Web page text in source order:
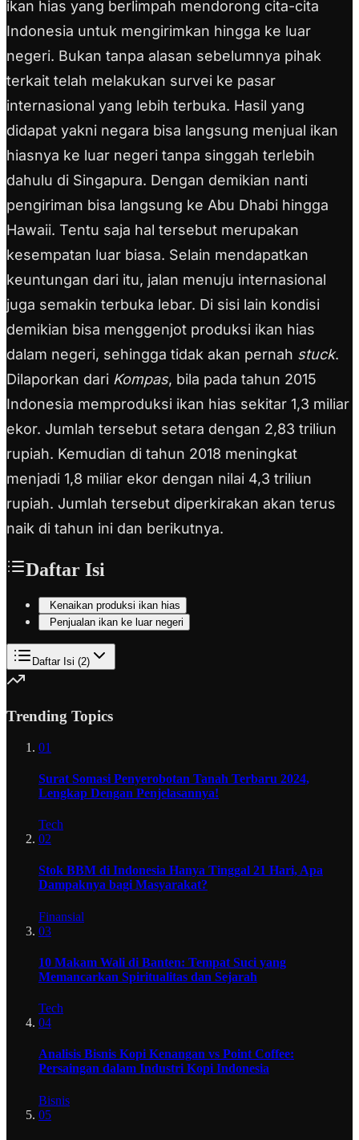
ikan hias yang berlimpah mendorong cita-cita
Indonesia untuk mengirimkan hingga ke luar
negeri. Bukan tanpa alasan sebelumnya pihak
terkait telah melakukan survei ke pasar
internasional yang lebih terbuka. Hasil yang
didapat yakni negara bisa langsung menjual ikan
hiasnya ke luar negeri tanpa singgah terlebih
dahulu di Singapura. Dengan demikian nanti
pengiriman bisa langsung ke Abu Dhabi hingga
Hawaii. Tentu saja hal tersebut merupakan
kesempatan luar biasa. Selain mendapatkan
keuntungan dari itu, jalan menuju internasional
juga semakin terbuka lebar. Di sisi lain kondisi
demikian bisa menggenjot produksi ikan hias
dalam negeri, sehingga tidak akan pernah stuck.
Dilaporkan dari Kompas, bila pada tahun 2015
Indonesia memproduksi ikan hias sekitar 1,3 miliar
ekor. Jumlah tersebut setara dengan 2,83 triliun
rupiah. Kemudian di tahun 2018 meningkat
menjadi 1,8 miliar ekor dengan nilai 4,3 triliun
rupiah. Jumlah tersebut diperkirakan akan terus
naik di tahun ini dan berikutnya.
Daftar Isi
Kenaikan produksi ikan hias
Penjualan ikan ke luar negeri
Daftar Isi (2)
Trending Topics
01
Surat Somasi Penyerobotan Tanah Terbaru 2024,
Lengkap Dengan Penjelasannya!
Tech
02
Stok BBM di Indonesia Hanya Tinggal 21 Hari, Apa
Dampaknya bagi Masyarakat?
Finansial
03
10 Makam Wali di Banten: Tempat Suci yang
Memancarkan Spiritualitas dan Sejarah
Tech
04
Analisis Bisnis Kopi Kenangan vs Point Coffee:
Persaingan dalam Industri Kopi Indonesia
Bisnis
05